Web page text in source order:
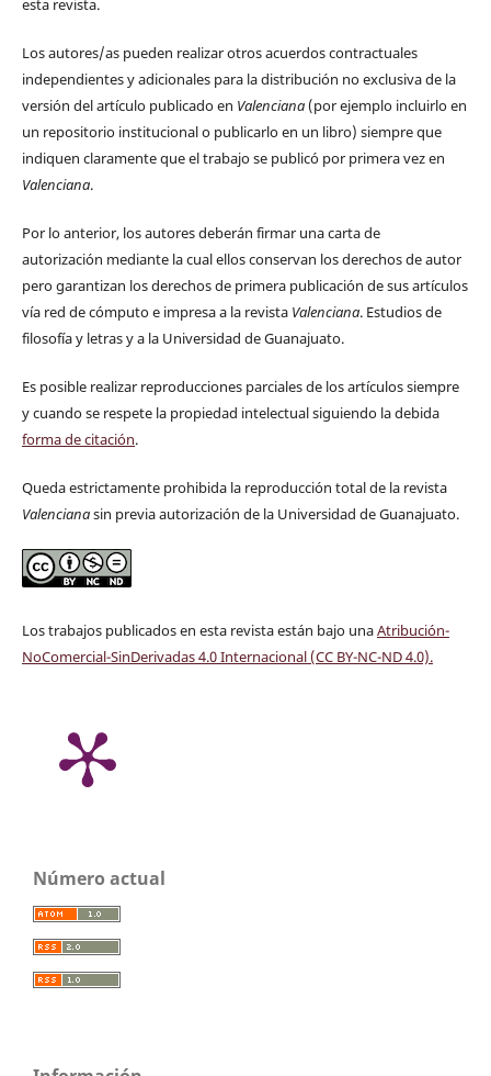
esta revista.
Los autores/as pueden realizar otros acuerdos contractuales
independientes y adicionales para la distribución no exclusiva de la
versión del artículo publicado en Valenciana(por ejemplo incluirlo en
un repositorio institucional o publicarlo en un libro) siempre que
indiquen claramente que el trabajo se publicó por primera vez en
Valenciana.
Por lo anterior, los autores deberán firmar una carta de
autorización mediante la cual ellos conservan los derechos de autor
pero garantizan los derechos de primera publicación de sus artículos
vía red de cómputo e impresa a la revista Valenciana. Estudios de
filosofía y letras y a la Universidad de Guanajuato.
Es posible realizar reproducciones parciales de los artículos siempre
y cuando se respete la propiedad intelectual siguiendo la debida
forma de citación.
Queda estrictamente prohibida la reproducción total de la revista
Valencianasin previa autorización de la Universidad de Guanajuato.
Los trabajos publicados en esta revista están bajo unaAtribución-
NoComercial-SinDerivadas 4.0 Internacional (CC BY-NC-ND 4.0).
Número actual